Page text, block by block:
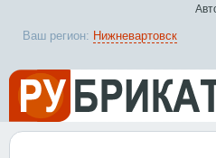
Ваш регион: Нижневартовск